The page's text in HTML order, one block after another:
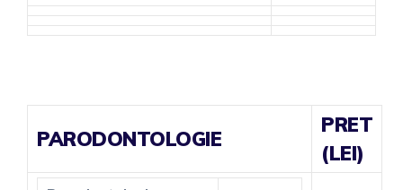
PARODONTOLOGIE
PRET
(LEI)